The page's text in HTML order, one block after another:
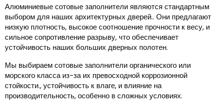
Алюминиевые сотовые заполнители являются стандартным
выбором для наших архитектурных дверей.. Они предлагают
низкую плотность, высокое соотношение прочности к весу, и
сильное сопротивление разрыву, что обеспечивает
устойчивость наших больших дверных полотен.
Мы выбираем сотовые заполнители органического или
морского класса из-за их превосходной коррозионной
стойкости., устойчивость к влаге, и влияние на
производительность, особенно в сложных условиях.